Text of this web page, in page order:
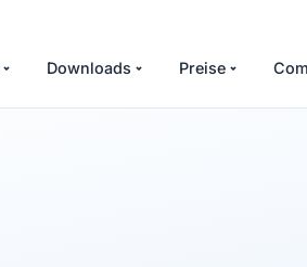
Downloads Preise